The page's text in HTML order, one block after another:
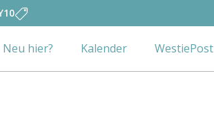
Neu hier? Kalender WestiePost